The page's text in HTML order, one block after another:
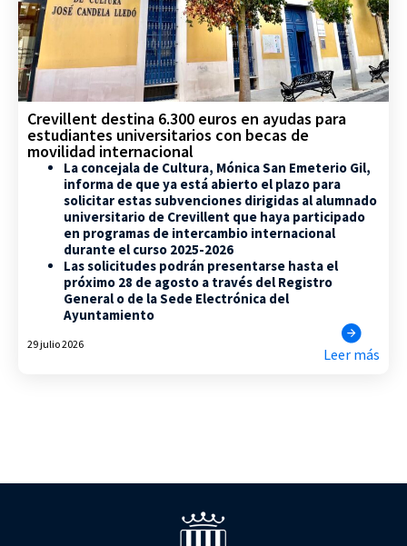
Crevillent destina 6.300 euros en ayudas para
estudiantes universitarios con becas de
movilidad internacional
La concejala de Cultura, Mónica San Emeterio Gil,
informa de que ya está abierto el plazo para
solicitar estas subvenciones dirigidas al alumnado
universitario de Crevillent que haya participado
en programas de intercambio internacional
durante el curso 2025-2026
Las solicitudes podrán presentarse hasta el
próximo 28 de agosto a través del Registro
General o de la Sede Electrónica del
Ayuntamiento
29 julio 2026
Leer más